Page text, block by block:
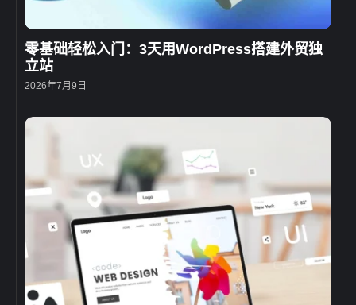
零基础轻松入门：3天用WordPress搭建外贸独
立站
2026年7月9日